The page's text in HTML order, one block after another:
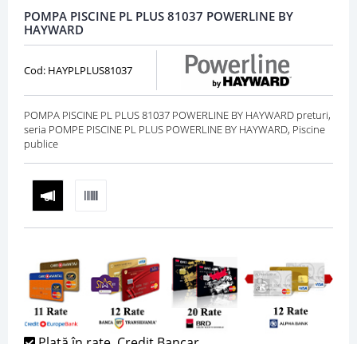
POMPA PISCINE PL PLUS 81037 POWERLINE BY
HAYWARD
Cod: HAYPLPLUS81037
POMPA PISCINE PL PLUS 81037 POWERLINE BY HAYWARD preturi,
seria POMPE PISCINE PL PLUS POWERLINE BY HAYWARD, Piscine
publice